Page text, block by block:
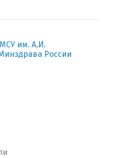
им. А.И.
России